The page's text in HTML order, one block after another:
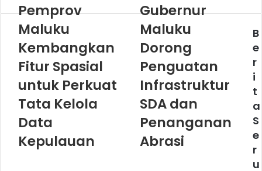
Pemprov
Maluku
Kembangkan
Fitur Spasial
untuk Perkuat
Tata Kelola
Data
Kepulauan
Gubernur
Maluku
Dorong
Penguatan
Infrastruktur
SDA dan
Penanganan
Abrasi
B
e
r
i
t
a
S
e
r
u